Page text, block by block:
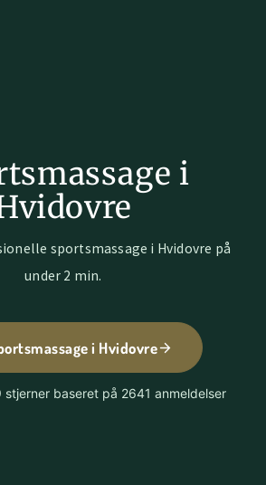
i
sportsmassage i Hvidovre på
under 2 min.
i Hvidovre
stjerner baseret på 2641 anmeldelser